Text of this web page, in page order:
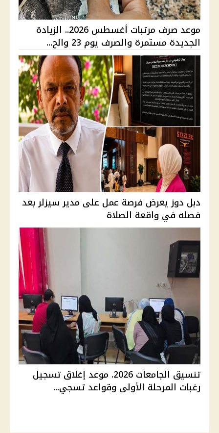
موعد صرف مرتبات أغسطس 2026.. الزيادة
الجديدة مستمرة والصرف يوم 23 والح...
دبل دوز يعرض فرصة عمل على مدير سيزلر بعد
فصله في واقعة الصلاة
تنسيق الجامعات 2026. موعد إغلاق تسجيل
رغبات المرحلة الأولى وقواعد تسجي...